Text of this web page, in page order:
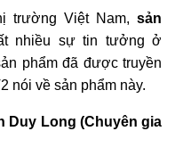
trường Việt Nam, sản
nhiều sự tin tưởng ở
phẩm đã được truyền
nói về sản phẩm này.
Duy Long (Chuyên gia